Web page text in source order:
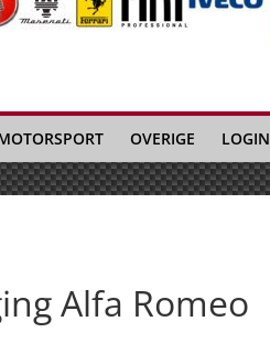
OVERIGE LOGIN
Alfa Romeo